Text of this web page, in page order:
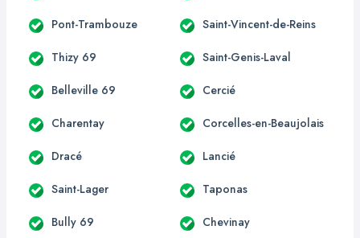
Pont-Trambouze Saint-Vincent-de-Reins
Thizy 69 Saint-Genis-Laval
Belleville 69 Cercié
Charentay Corcelles-en-Beaujolais
Dracé Lancié
Saint-Lager Taponas
Bully 69 Chevinay